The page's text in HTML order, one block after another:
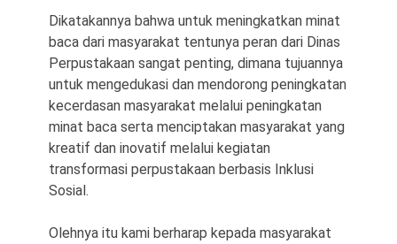
Dikatakannya bahwa untuk meningkatkan minat
baca dari masyarakat tentunya peran dari Dinas
Perpustakaan sangat penting, dimana tujuannya
untuk mengedukasi dan mendorong peningkatan
kecerdasan masyarakat melalui peningkatan
minat baca serta menciptakan masyarakat yang
kreatif dan inovatif melalui kegiatan
transformasi perpustakaan berbasis Inklusi
Sosial.
Olehnya itu kami berharap kepada masyarakat